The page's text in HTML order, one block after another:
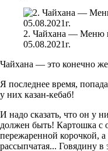
2. Чайхана — Меню
05.08.2021г.
Чайхана — это конечно
Я последнее время,
у них казан-кебаб!
И надо сказать, что он у
должен быть! Картошка с
пережаренной корочкой,
рассыпчатая... Говядину в